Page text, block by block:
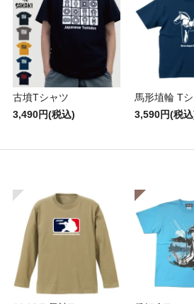
古墳Tシャツ
3,490円(税込)
馬形埴輪 T
3,590円(税